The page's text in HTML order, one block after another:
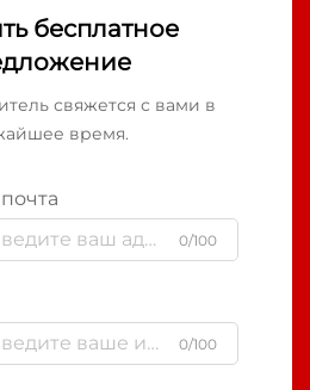
бесплатное
свяжется с вами в
время.
0/100
0/100